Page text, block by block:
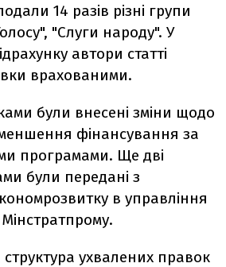
14 разів різні групи
"Слуги народу". У
автори статті
врахованими.
були внесені зміни щодо
фінансування за
програмами. Ще дві
були передані з
в управління
ухвалених правок